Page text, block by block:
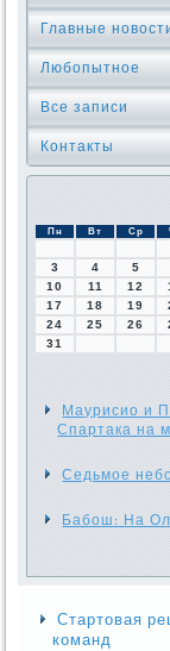
Главные
Любопытное
Все записи
Контакты
Пн Вт Ср
3
4 5
10
11 12
17
18 19
24
25 26
31
Маурисио и
Спартака на
Седьмое
Бабош: На
Стартовая
команд